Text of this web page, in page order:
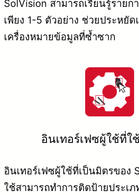
SolVision สามารถเรียนรู้รายก
เพียง 1-5 ตัวอย่าง ช่วยประหยัด
เครื่องหมายข้อมูลที่ซ้ำซาก
อินเทอร์เฟซผู้ใช้ที่ใ
อินเทอร์เฟซผู้ใช้ที่เป็นมิตรของ
ใช้สามารถทำการติดป้ายประเ